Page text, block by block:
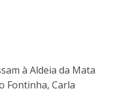
à Aldeia da Mata
Fontinha, Carla